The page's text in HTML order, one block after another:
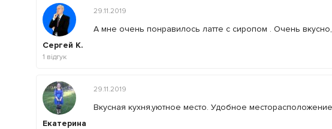
Сергей К.
1 відгук
29.11.2019
А мне очень понравилось латте с сиропом . Очень
Екатерина
29.11.2019
Вкусная кухня,уютное место. Удобное